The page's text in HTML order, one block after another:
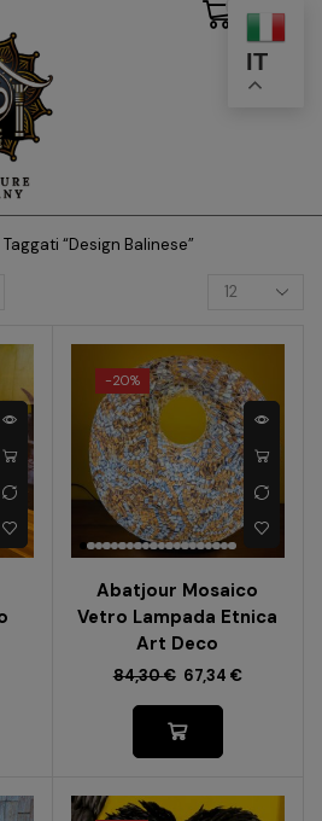
IT
“Design Balinese”
-20%
Abatjour Mosaico
Vetro Lampada Etnica
Art Deco
84,30€ 67,34 €